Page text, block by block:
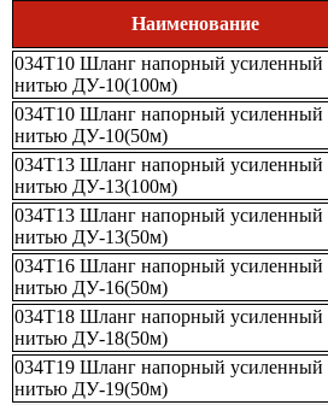
Наименование
034Т10 Шланг напорный усиленный
нитью ДУ-10(100м)
034Т10 Шланг напорный усиленный
нитью ДУ-10(50м)
034Т13 Шланг напорный усиленный
нитью ДУ-13(100м)
034Т13 Шланг напорный усиленный
нитью ДУ-13(50м)
034Т16 Шланг напорный усиленный
нитью ДУ-16(50м)
034Т18 Шланг напорный усиленный
нитью ДУ-18(50м)
034Т19 Шланг напорный усиленный
нитью ДУ-19(50м)